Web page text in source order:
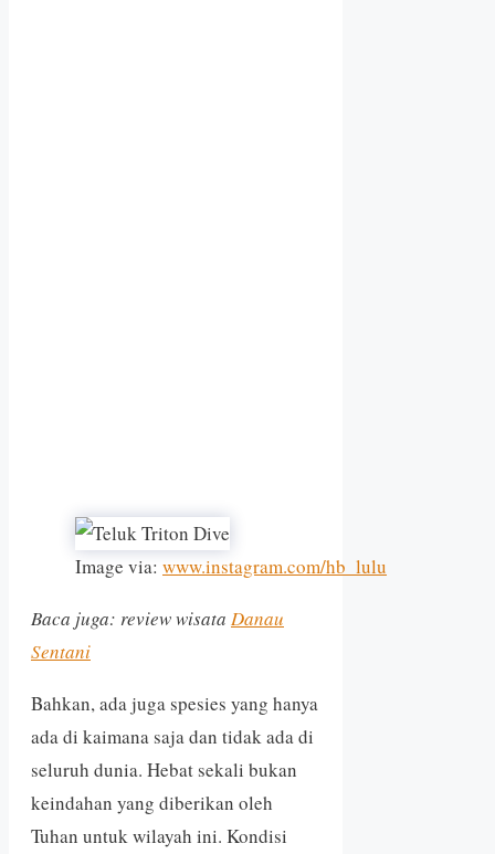
Image via: www.instagram.com/hb_lulu
Baca juga: review wisata Danau
Sentani
Bahkan, ada juga spesies yang hanya
ada di kaimana saja dan tidak ada di
seluruh dunia. Hebat sekali bukan
keindahan yang diberikan oleh
Tuhan untuk wilayah ini. Kondisi